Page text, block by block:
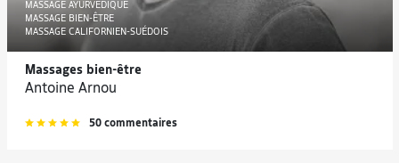
MASSAGE AYURVEDIQUE
MASSAGE BIEN-ÊTRE
MASSAGE CALIFORNIEN-SUÉDOIS
Massages bien-être
Antoine Arnou
50 commentaires